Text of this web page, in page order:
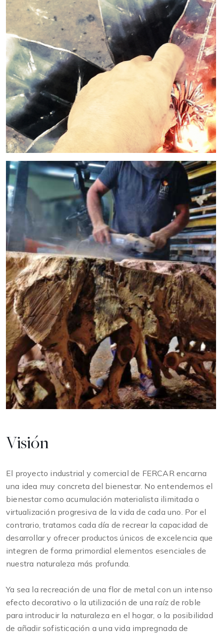
Visión
El proyecto industrial y comercial de FERCAR encarna
una idea muy concreta del bienestar. No entendemos el
bienestar como acumulación materialista ilimitada o
virtualización progresiva de la vida de cada uno. Por el
contrario, tratamos cada día de recrear la capacidad de
desarrollar y ofrecer productos únicos de excelencia que
integren de forma primordial elementos esenciales de
nuestra naturaleza más profunda.
Ya sea la recreación de una flor de metal con un intenso
efecto decorativo o la utilización de una raíz de roble
para introducir la naturaleza en el hogar, o la posibilidad
de añadir sofisticación a una vida impregnada de